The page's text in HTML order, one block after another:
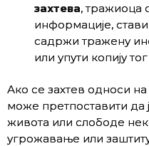
захтева, тражиоца
информације,
садржи тражену
или упути копију
Ако се захтев односи
може претпоставити да
живота или слободе
угрожавање или